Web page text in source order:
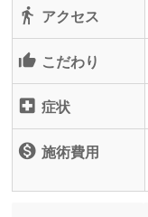
directions_walk アクセス
thumb_up_alt こだわり
local_hospital 症状
monetization_on 施術費用